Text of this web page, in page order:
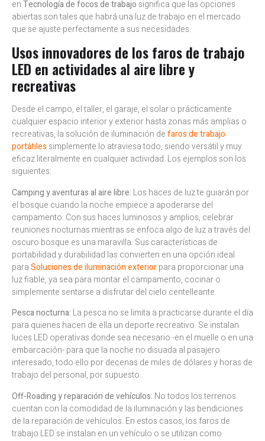
enTecnología de focos de trabajo significa que las opciones
abiertas son tales que habrá una luz de trabajo en el mercado
que se ajuste perfectamente a sus necesidades.
Usos innovadores de los faros de trabajo
LED en actividades al aire libre y
recreativas
Desde el campo, el taller, el garaje, el solar o prácticamente
cualquier espacio interior y exterior hasta zonas más amplias o
recreativas, la solución de iluminación defaros de trabajo
portátiles simplemente lo atraviesa todo, siendo versátil y muy
eficaz literalmente en cualquier actividad. Los ejemplos son los
siguientes:
Camping y aventuras al aire libre: Los haces de luz te guiarán por
el bosque cuando la noche empiece a apoderarse del
campamento. Con sus haces luminosos y amplios, celebrar
reuniones nocturnas mientras se enfoca algo de luz a través del
oscuro bosque es una maravilla. Sus características de
portabilidad y durabilidad las convierten en una opción ideal
paraSoluciones de iluminación exteriorpara proporcionar una
luz fiable, ya sea para montar el campamento, cocinar o
simplemente sentarse a disfrutar del cielo centelleante.
Pesca nocturna: La pesca no se limita a practicarse durante el día
para quienes hacen de ella un deporte recreativo. Se instalan
luces LED operativas donde sea necesario -en el muelle o en una
embarcación- para que la noche no disuada al pasajero
interesado, todo ello por decenas de miles de dólares y horas de
trabajo del personal, por supuesto.
Off-Roading y reparación de vehículos: No todos los terrenos
cuentan con la comodidad de la iluminación y las bendiciones
de la reparación de vehículos. En estos casos, los faros de
trabajo LED se instalan en un vehículo o se utilizan como